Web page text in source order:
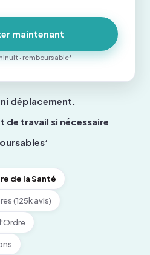
déplacement.
de travail si nécessaire
*
de la Santé
(125k avis)
maintenant
· remboursable*